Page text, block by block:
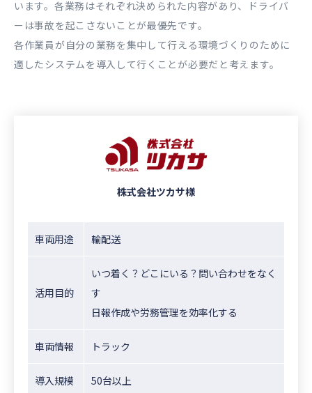
います。各業務はそれぞれ決められた内容があり、ドライバ
ーは事故を起こさないことが最優先です。
各作業員が自分の業務を集中して行える環境づくりのために
適したシステムを導入して行くことが必要だと考えます。
株式会社ツカサ様
車両用途 輸配送
活用目的
いつ着く？どこにいる？問い合わせをなく
す
日報作成や労務管理を効率化する
車両情報 トラック
導入規模 50台以上